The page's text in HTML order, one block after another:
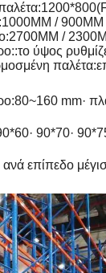
:
:1000MM /
:2700MM /
:το ύψος
παλέτα:
:80~160 mm·
90*70·
επίπεδο